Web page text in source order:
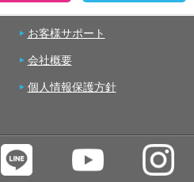
お客様サポート
会社概要
個人情報保護方針